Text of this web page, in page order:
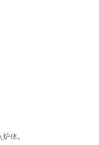
体。